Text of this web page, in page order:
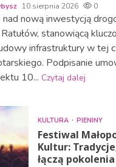
10 sierpnia 2026 0
nad nową inwestycją
stanowiącą
infrastruktury w tej
Podpisanie
10... Czytaj dalej
KULTURA PIENINY
Festiwal
Kultur:
łączą pokolenia